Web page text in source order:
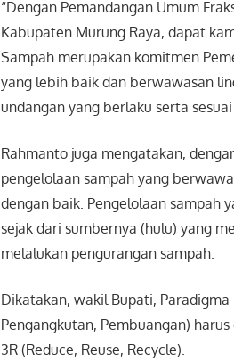
“Dengan Pemandangan Umum
Kabupaten Murung Raya, dapat
Sampah merupakan komitmen
yang lebih baik dan berwawasan
undangan yang berlaku serta
Rahmanto juga mengatakan,
pengelolaan sampah yang
dengan baik. Pengelolaan sampah
sejak dari sumbernya (hulu) yang
melalukan pengurangan sampah.
Dikatakan, wakil Bupati,
Pengangkutan, Pembuangan)
3R (Reduce, Reuse, Recycle).